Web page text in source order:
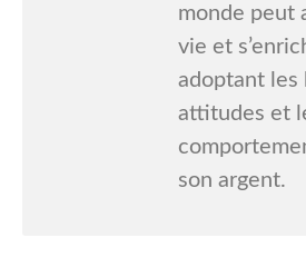
monde peut
vie et
adoptant les
attitudes et
son argent.